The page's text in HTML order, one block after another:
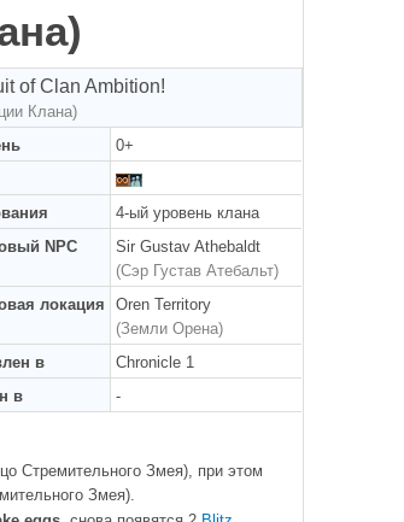
of Clan Ambition!
Клана)
0+
4-ый уровень клана
NPC
Sir Gustav Athebaldt
(Сэр Густав Атебальт)
локация
Oren Territory
(Земли Орена)
в
Chronicle 1
в
-
Стремительного Змея), при этом
Змея).